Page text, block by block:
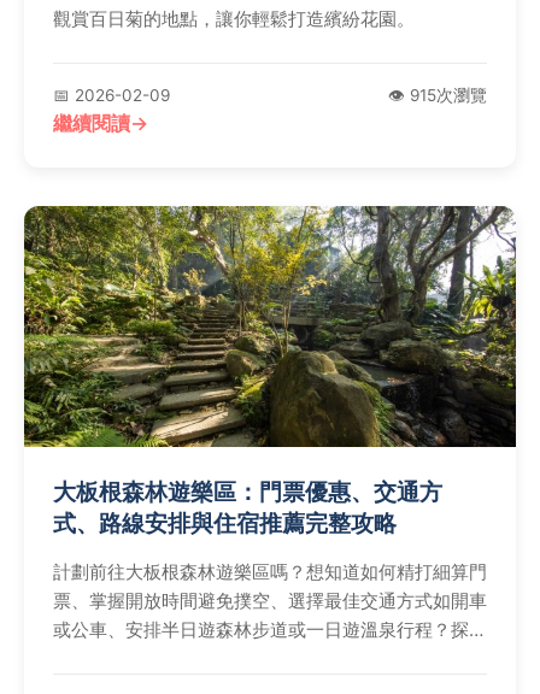
觀賞百日菊的地點，讓你輕鬆打造繽紛花園。
📅 2026-02-09 👁️ 915次瀏覽
繼續閱讀
大板根森林遊樂區：門票優惠、交通方
式、路線安排與住宿推薦完整攻略
計劃前往大板根森林遊樂區嗎？想知道如何精打細算門
票、掌握開放時間避免撲空、選擇最佳交通方式如開車
或公車、安排半日遊森林步道或一日遊溫泉行程？探索